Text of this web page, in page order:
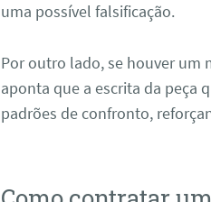
uma possível falsificação.
Por outro lado, se houver um
aponta que a escrita da peça
padrões de confronto,